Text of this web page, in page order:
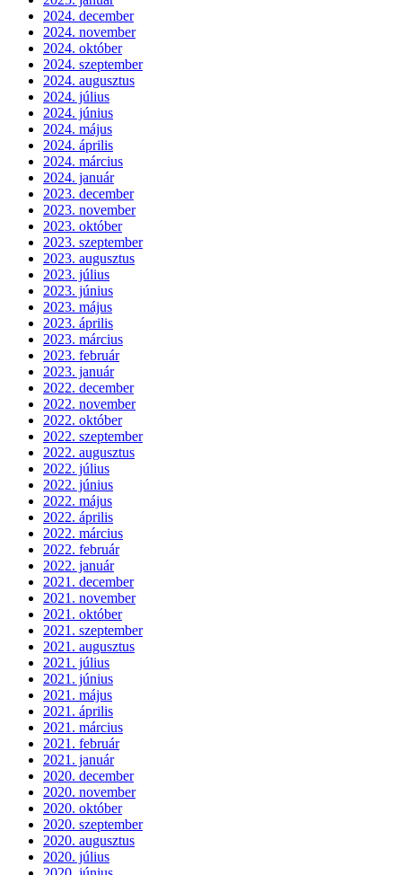
2024. december
2024. november
2024. október
2024. szeptember
2024. augusztus
2024. július
2024. június
2024. május
2024. április
2024. március
2024. január
2023. december
2023. november
2023. október
2023. szeptember
2023. augusztus
2023. július
2023. június
2023. május
2023. április
2023. március
2023. február
2023. január
2022. december
2022. november
2022. október
2022. szeptember
2022. augusztus
2022. július
2022. június
2022. május
2022. április
2022. március
2022. február
2022. január
2021. december
2021. november
2021. október
2021. szeptember
2021. augusztus
2021. július
2021. június
2021. május
2021. április
2021. március
2021. február
2021. január
2020. december
2020. november
2020. október
2020. szeptember
2020. augusztus
2020. július